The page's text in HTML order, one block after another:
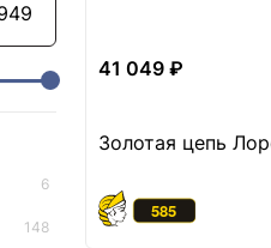
6
148
41 049 ₽
Золотая цепь